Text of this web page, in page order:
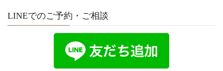
LINEでのご予約・ご相談